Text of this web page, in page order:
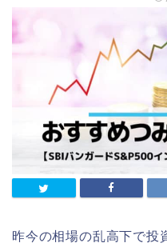
昨今の相場の乱高下で投